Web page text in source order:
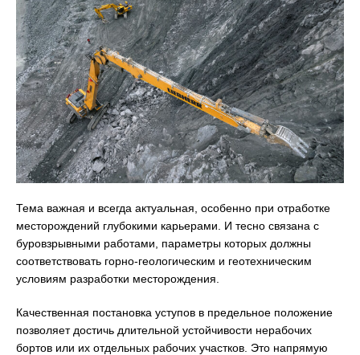
Тема важная и всегда актуальная, особенно при отработке
месторождений глубокими карьерами. И тесно связана с
буровзрывными работами, параметры которых должны
соответствовать горно-геологическим и геотехническим
условиям разработки месторождения.
Качественная постановка уступов в предельное положение
позволяет достичь длительной устойчивости нерабочих
бортов или их отдельных рабочих участков. Это напрямую